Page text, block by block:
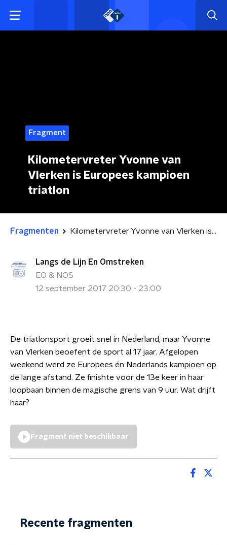
Fragment
Kilometervreter Yvonne van
Vlerken is Europees kampioen
triatlon
Fragmenten Kilometervreter Yvonne van Vlerken is Europees kampioen triatlon
Langs de Lijn En Omstreken
EO & NOS
12 september 2017 20:30 - 23:00
De triatlonsport groeit snel in Nederland, maar Yvonne
van Vlerken beoefent de sport al 17 jaar. Afgelopen
weekend werd ze Europees én Nederlands kampioen op
de lange afstand. Ze finishte voor de 13e keer in haar
loopbaan binnen de magische grens van 9 uur. Wat drijft
haar?
Fragment niet beschikbaar
Recente fragmenten